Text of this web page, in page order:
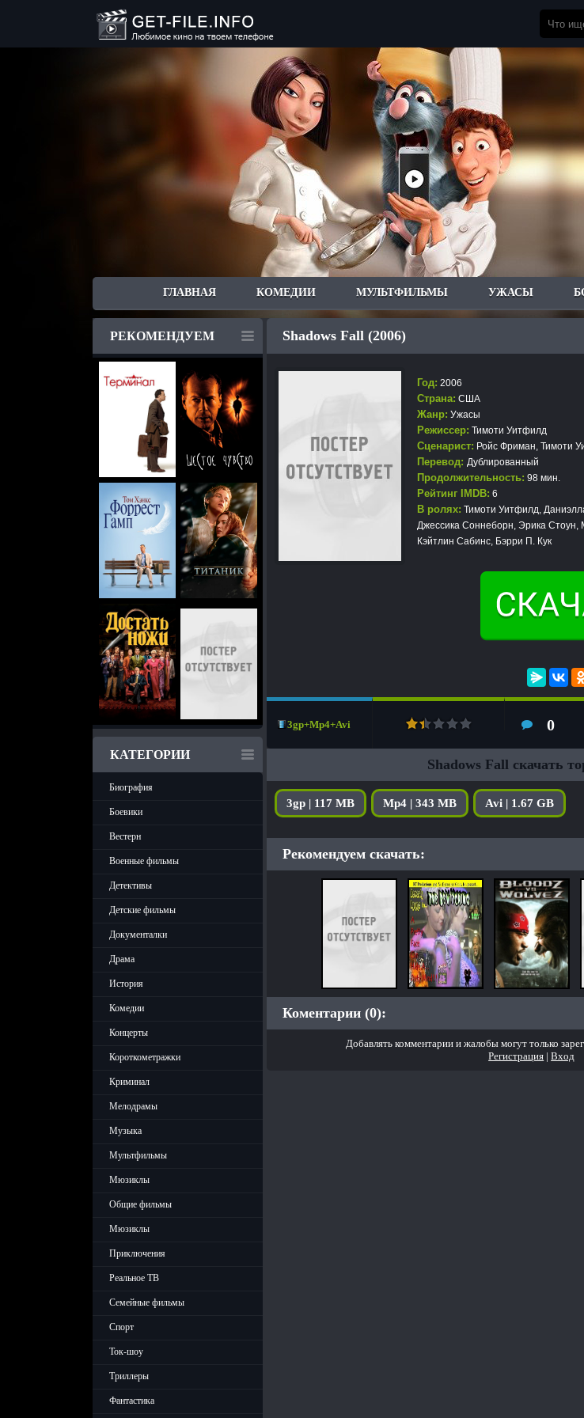
ГЛАВНАЯ КОМЕДИИ МУЛЬТФИЛЬМЫ УЖАСЫ
РЕКОМЕНДУЕМ
КАТЕГОРИИ
Биография
Боевики
Вестерн
Военные фильмы
Детективы
Детские фильмы
Документалки
Драма
История
Комедии
Концерты
Короткометражки
Криминал
Мелодрамы
Музыка
Мультфильмы
Мюзиклы
Общие фильмы
Мюзиклы
Приключения
Реальное ТВ
Семейные фильмы
Спорт
Ток-шоу
Триллеры
Фантастика
Shadows Fall (2006)
Год: 2006
Страна: США
Жанр: Ужасы
Режиссер: Тимоти Уитфилд
Сценарист: Ройс Фриман, Тимоти
Перевод: Дублированный
Продолжительность: 98 мин.
Рейтинг IMDB: 6
В ролях: Тимоти Уитфилд,
Джессика Соннеборн, Эрика Стоун,
Кэйтлин Сабинс, Бэрри П. Кук
3gp+Mp4+Avi 0
Shadows Fall скачать
3gp | 117 MB Mp4 | 343 MB Avi | 1.67 GB
Рекомендуем скачать:
Коментарии (0):
Добавлять комментарии и жалобы могут только
Регистрация |Вход